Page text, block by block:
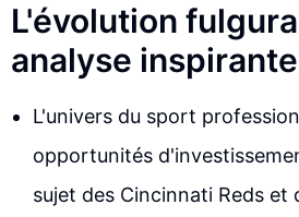
L'évolution
analyse inspirante
L'univers du sport
opportunités
sujet des Cincinnati Reds